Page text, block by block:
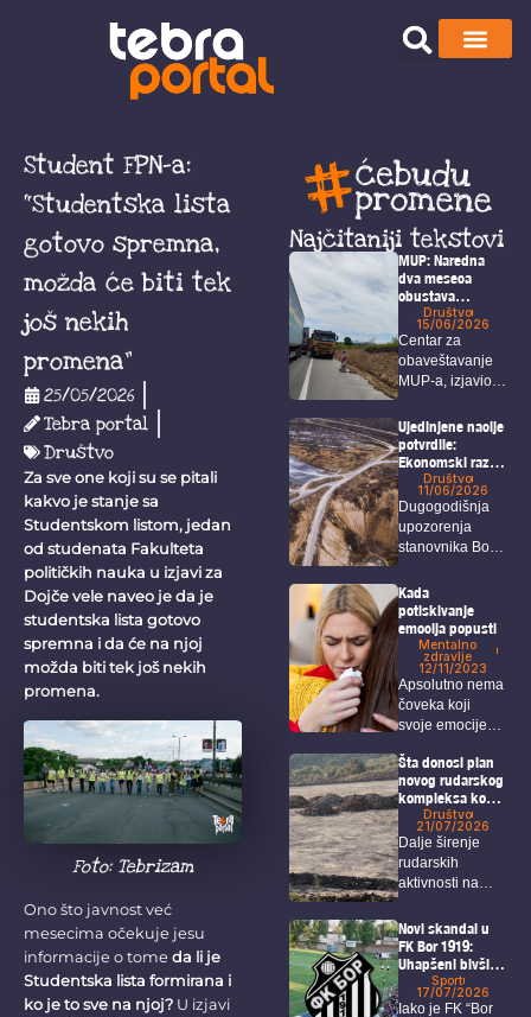
Student FPN-a:
“Studentska lista
gotovo spremna,
možda će biti tek
još nekih
promena”
25/05/2026
Tebra portal
Društvo
Za sve one koji su se pitali
kakvo je stanje sa
Studentskom listom, jedan
od studenata Fakulteta
političkih nauka u izjavi za
Dojče vele naveo je da je
studentska lista gotovo
spremna i da će na njoj
možda biti tek još nekih
promena.
Foto: Tebrizam
Ono što javnost već
mesecima očekuje jesu
informacije o tome da li je
Studentska lista formirana i
ko je to sve na njoj? U izjavi
Najčitaniji tekstovi
MUP: Naredna
dva meseca
obustava
saobraćaja na
deonici Bor –
Selište
Društvo
15/06/2026
Centar za
obaveštavanje
MUP-a, izjavio je
na...
Ujedinjene nacije
potvrdile:
Ekonomski razvoj
u Borskom
okrugu nije
usklađen sa
zaštitom ljudskih
prava i životne
Društvo
11/06/2026
Dugogodišnja
upozorenja
stanovnika Bora,
sela o
posledicama...
Kada
potiskivanje
emocija popusti
Mentalno
zdravlje
12/11/2023
Apsolutno nema
čoveka koji
svoje emocije
potpunosti da...
Šta donosi plan
novog rudarskog
kompleksa kod
Bora i Zaječara?
Društvo
21/07/2026
Dalje širenje
rudarskih
aktivnosti na
Zaječara
intenzivno...
Novi skandal u
FK Bor 1919:
Uhapšeni bivši
predsednik,
sekretar i igrači
Sport
17/07/2026
Iako je FK “Bor